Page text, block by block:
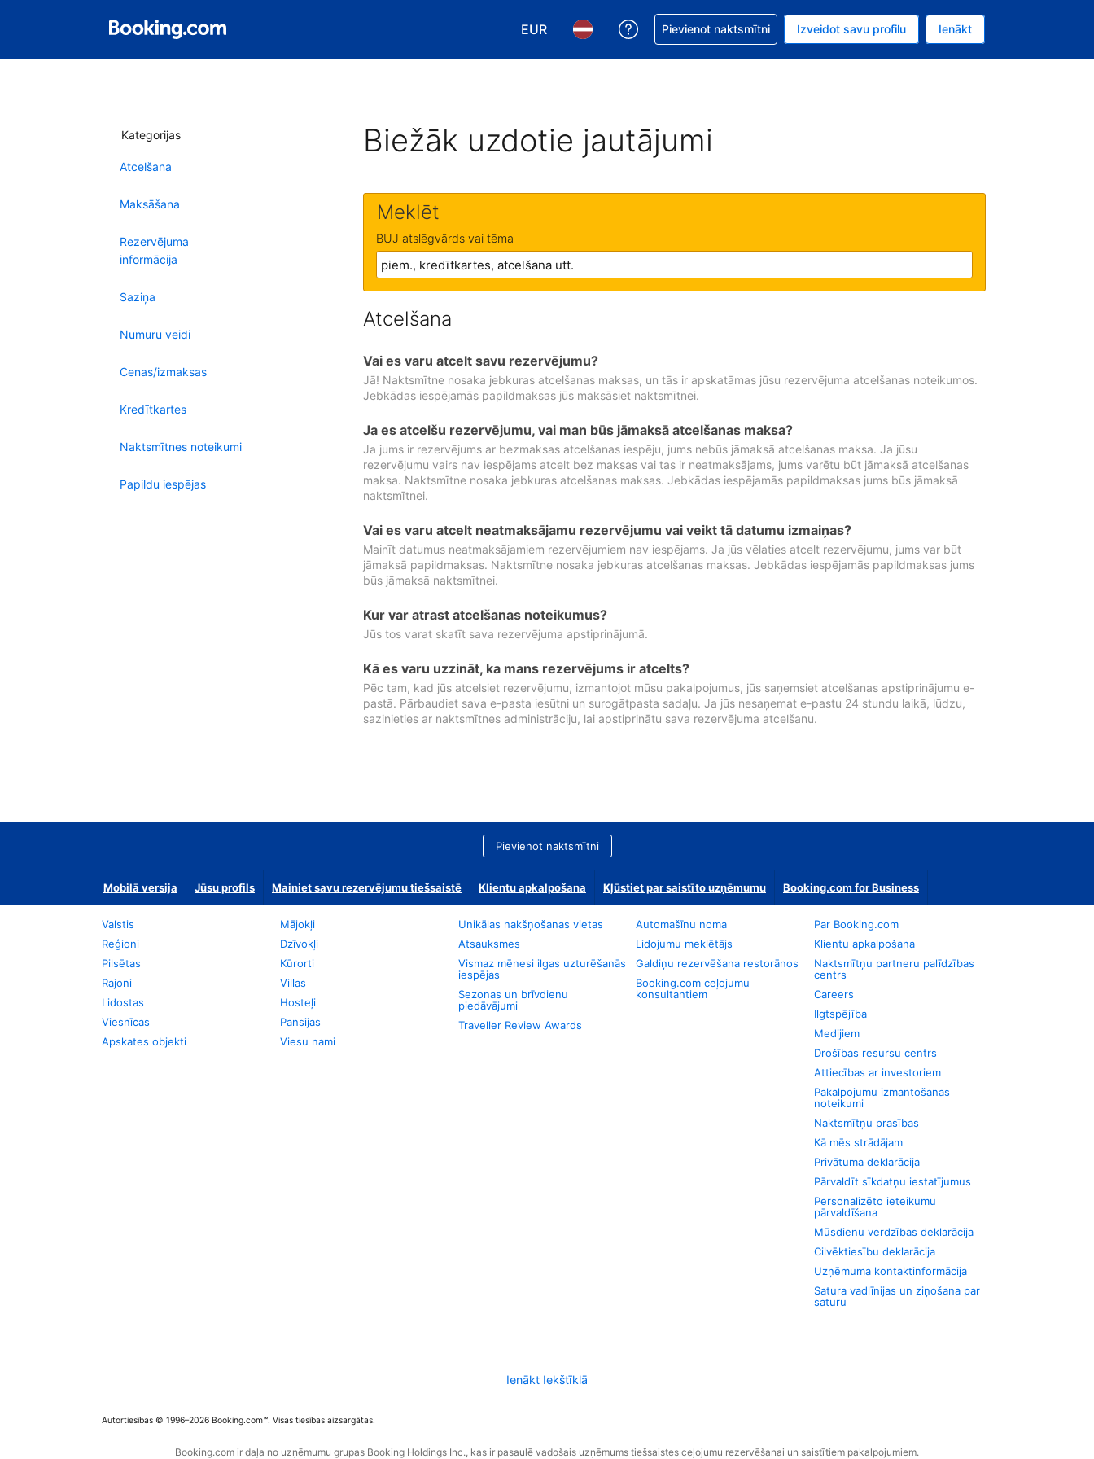
EUR
Izvēlēties valūtu. Jūsu pašreizējā valūta ir Eiro.
Izvēlēties valodu. Jūsu pašreizējā valoda ir Latviski.
Saņemiet palīdzību saistībā ar savu rezervējumu.
Pievienot naktsmītni Izveidot savu profilu Ienākt
Kategorijas
Atcelšana
Maksāšana
Rezervējuma
informācija
Saziņa
Numuru veidi
Cenas/izmaksas
Kredītkartes
Naktsmītnes noteikumi
Papildu iespējas
Biežāk uzdotie jautājumi
Meklēt
BUJ atslēgvārds vai tēma
Atcelšana
Vai es varu atcelt savu rezervējumu?
Jā! Naktsmītne nosaka jebkuras atcelšanas maksas, un tās ir apskatāmas jūsu rezervējuma atcelšanas noteikumos.
Jebkādas iespējamās papildmaksas jūs maksāsiet naktsmītnei.
Ja es atcelšu rezervējumu, vai man būs jāmaksā atcelšanas maksa?
Ja jums ir rezervējums ar bezmaksas atcelšanas iespēju, jums nebūs jāmaksā atcelšanas maksa. Ja jūsu
rezervējumu vairs nav iespējams atcelt bez maksas vai tas ir neatmaksājams, jums varētu būt jāmaksā atcelšanas
maksa. Naktsmītne nosaka jebkuras atcelšanas maksas. Jebkādas iespējamās papildmaksas jums būs jāmaksā
naktsmītnei.
Vai es varu atcelt neatmaksājamu rezervējumu vai veikt tā datumu izmaiņas?
Mainīt datumus neatmaksājamiem rezervējumiem nav iespējams. Ja jūs vēlaties atcelt rezervējumu, jums var būt
jāmaksā papildmaksas. Naktsmītne nosaka jebkuras atcelšanas maksas. Jebkādas iespējamās papildmaksas jums
būs jāmaksā naktsmītnei.
Kur var atrast atcelšanas noteikumus?
Jūs tos varat skatīt sava rezervējuma apstiprinājumā.
Kā es varu uzzināt, ka mans rezervējums ir atcelts?
Pēc tam, kad jūs atcelsiet rezervējumu, izmantojot mūsu pakalpojumus, jūs saņemsiet atcelšanas apstiprinājumu e-
pastā. Pārbaudiet sava e-pasta iesūtni un surogātpasta sadaļu. Ja jūs nesaņemat e-pastu 24 stundu laikā, lūdzu,
sazinieties ar naktsmītnes administrāciju, lai apstiprinātu sava rezervējuma atcelšanu.
Pievienot naktsmītni
Mobilā versija Jūsu profils Mainiet savu rezervējumu tiešsaistē Klientu apkalpošana Kļūstiet par saistīto uzņēmumu Booking.com for Business
Valstis
Reģioni
Pilsētas
Rajoni
Lidostas
Viesnīcas
Apskates objekti
Mājokļi
Dzīvokļi
Kūrorti
Villas
Hosteļi
Pansijas
Viesu nami
Unikālas nakšņošanas vietas
Atsauksmes
Vismaz mēnesi ilgas uzturēšanās
iespējas
Sezonas un brīvdienu
piedāvājumi
Traveller Review Awards
Automašīnu noma
Lidojumu meklētājs
Galdiņu rezervēšana restorānos
Booking.com ceļojumu
konsultantiem
Par Booking.com
Klientu apkalpošana
Naktsmītņu partneru palīdzības
centrs
Careers
Ilgtspējība
Medijiem
Drošības resursu centrs
Attiecības ar investoriem
Pakalpojumu izmantošanas
noteikumi
Naktsmītņu prasības
Kā mēs strādājam
Privātuma deklarācija
Pārvaldīt sīkdatņu iestatījumus
Personalizēto ieteikumu
pārvaldīšana
Mūsdienu verdzības deklarācija
Cilvēktiesību deklarācija
Uzņēmuma kontaktinformācija
Satura vadlīnijas un ziņošana par
saturu
Ienākt Iekštīklā
Autortiesības © 1996–2026 Booking.com™. Visas tiesības aizsargātas.
Booking.com ir daļa no uzņēmumu grupas Booking Holdings Inc., kas ir pasaulē vadošais uzņēmums tiešsaistes ceļojumu rezervēšanai un saistītiem pakalpojumiem.